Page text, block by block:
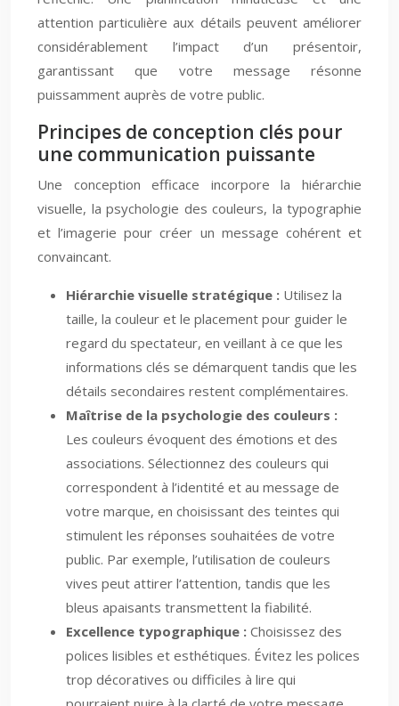
attention particulière aux détails peuvent améliorer
considérablement l’impact d’un présentoir,
garantissant que votre message résonne
puissamment auprès de votre public.
Principes de conception clés pour
une communication puissante
Une conception efficace incorpore la hiérarchie
visuelle, la psychologie des couleurs, la typographie
et l’imagerie pour créer un message cohérent et
convaincant.
Hiérarchie visuelle stratégique : Utilisez la
taille, la couleur et le placement pour guider le
regard du spectateur, en veillant à ce que les
informations clés se démarquent tandis que les
détails secondaires restent complémentaires.
Maîtrise de la psychologie des couleurs :
Les couleurs évoquent des émotions et des
associations. Sélectionnez des couleurs qui
correspondent à l’identité et au message de
votre marque, en choisissant des teintes qui
stimulent les réponses souhaitées de votre
public. Par exemple, l’utilisation de couleurs
vives peut attirer l’attention, tandis que les
bleus apaisants transmettent la fiabilité.
Excellence typographique : Choisissez des
polices lisibles et esthétiques. Évitez les polices
trop décoratives ou difficiles à lire qui